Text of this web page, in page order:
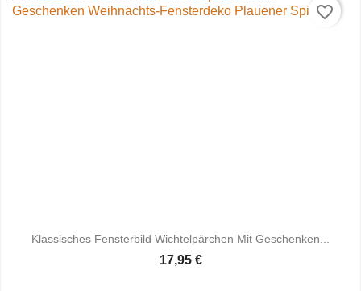
Klassisches Fensterbild Wichtelpärchen Mit Geschenken...
17,95 €
favorite_border